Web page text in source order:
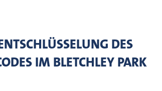
DES D
IM BLETCHLEY PARK